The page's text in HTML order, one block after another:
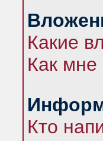
Какие
Как
Кто